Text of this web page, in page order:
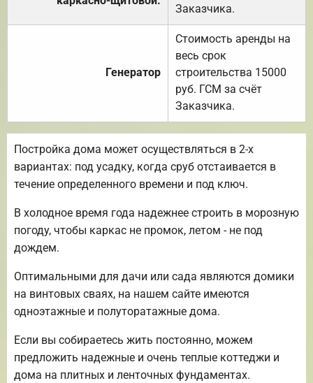
Заказчика.
Генератор
Стоимость аренды на
весь срок
строительства 15000
руб. ГСМ за счёт
Заказчика.
Постройка дома может осуществляться в 2-х
вариантах: под усадку, когда сруб отстаивается в
течение определенного времени и под ключ.
В холодное время года надежнее строить в морозную
погоду, чтобы каркас не промок, летом - не под
дождем.
Оптимальными для дачи или сада являются домики
на винтовых сваях, на нашем сайте имеются
одноэтажные и полуторатажные дома.
Если вы собираетесь жить постоянно, можем
предложить надежные и очень теплые коттеджи и
дома на плитных и ленточных фундаментах.